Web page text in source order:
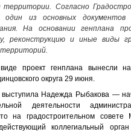
территории. Согласно
из основных документов
На основании генплана
реконструкцию и иные виды
территорий.
проект генплана вынесли
округа 29 июня.
выступила Надежда Рыбакова —
деятельности
на градостроительном совете
коллегиальный